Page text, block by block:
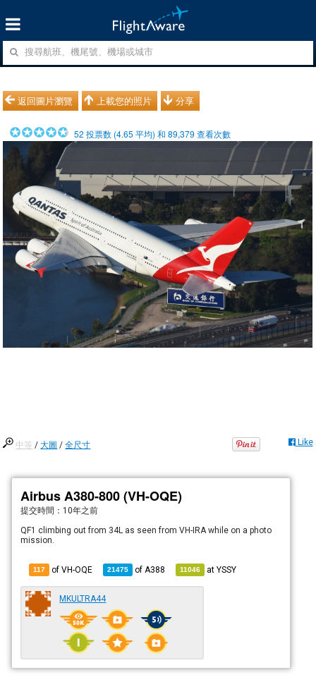
返回圖片瀏覽 上載您的照片 分享
52 投票数 (4.65 平均) 和89,379 查看次數
中等 /大圖 /全尺寸 Like
Airbus A380-800 (VH-OQE)
提交時間： 10年之前
QF1 climbing out from 34L as seen from VH-IRA while on a photo
mission.
117 of VH-OQE 21475 of A388 11046 atYSSY
MKULTRA44